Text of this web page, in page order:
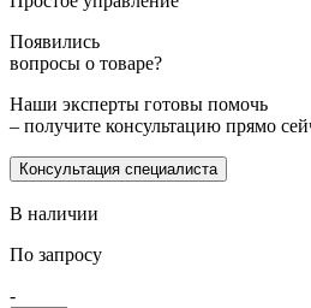
Появились
вопросы о товаре?
Наши эксперты готовы помочь
– получите консультацию прямо
Консультация специалиста
В наличии
По запросу
-